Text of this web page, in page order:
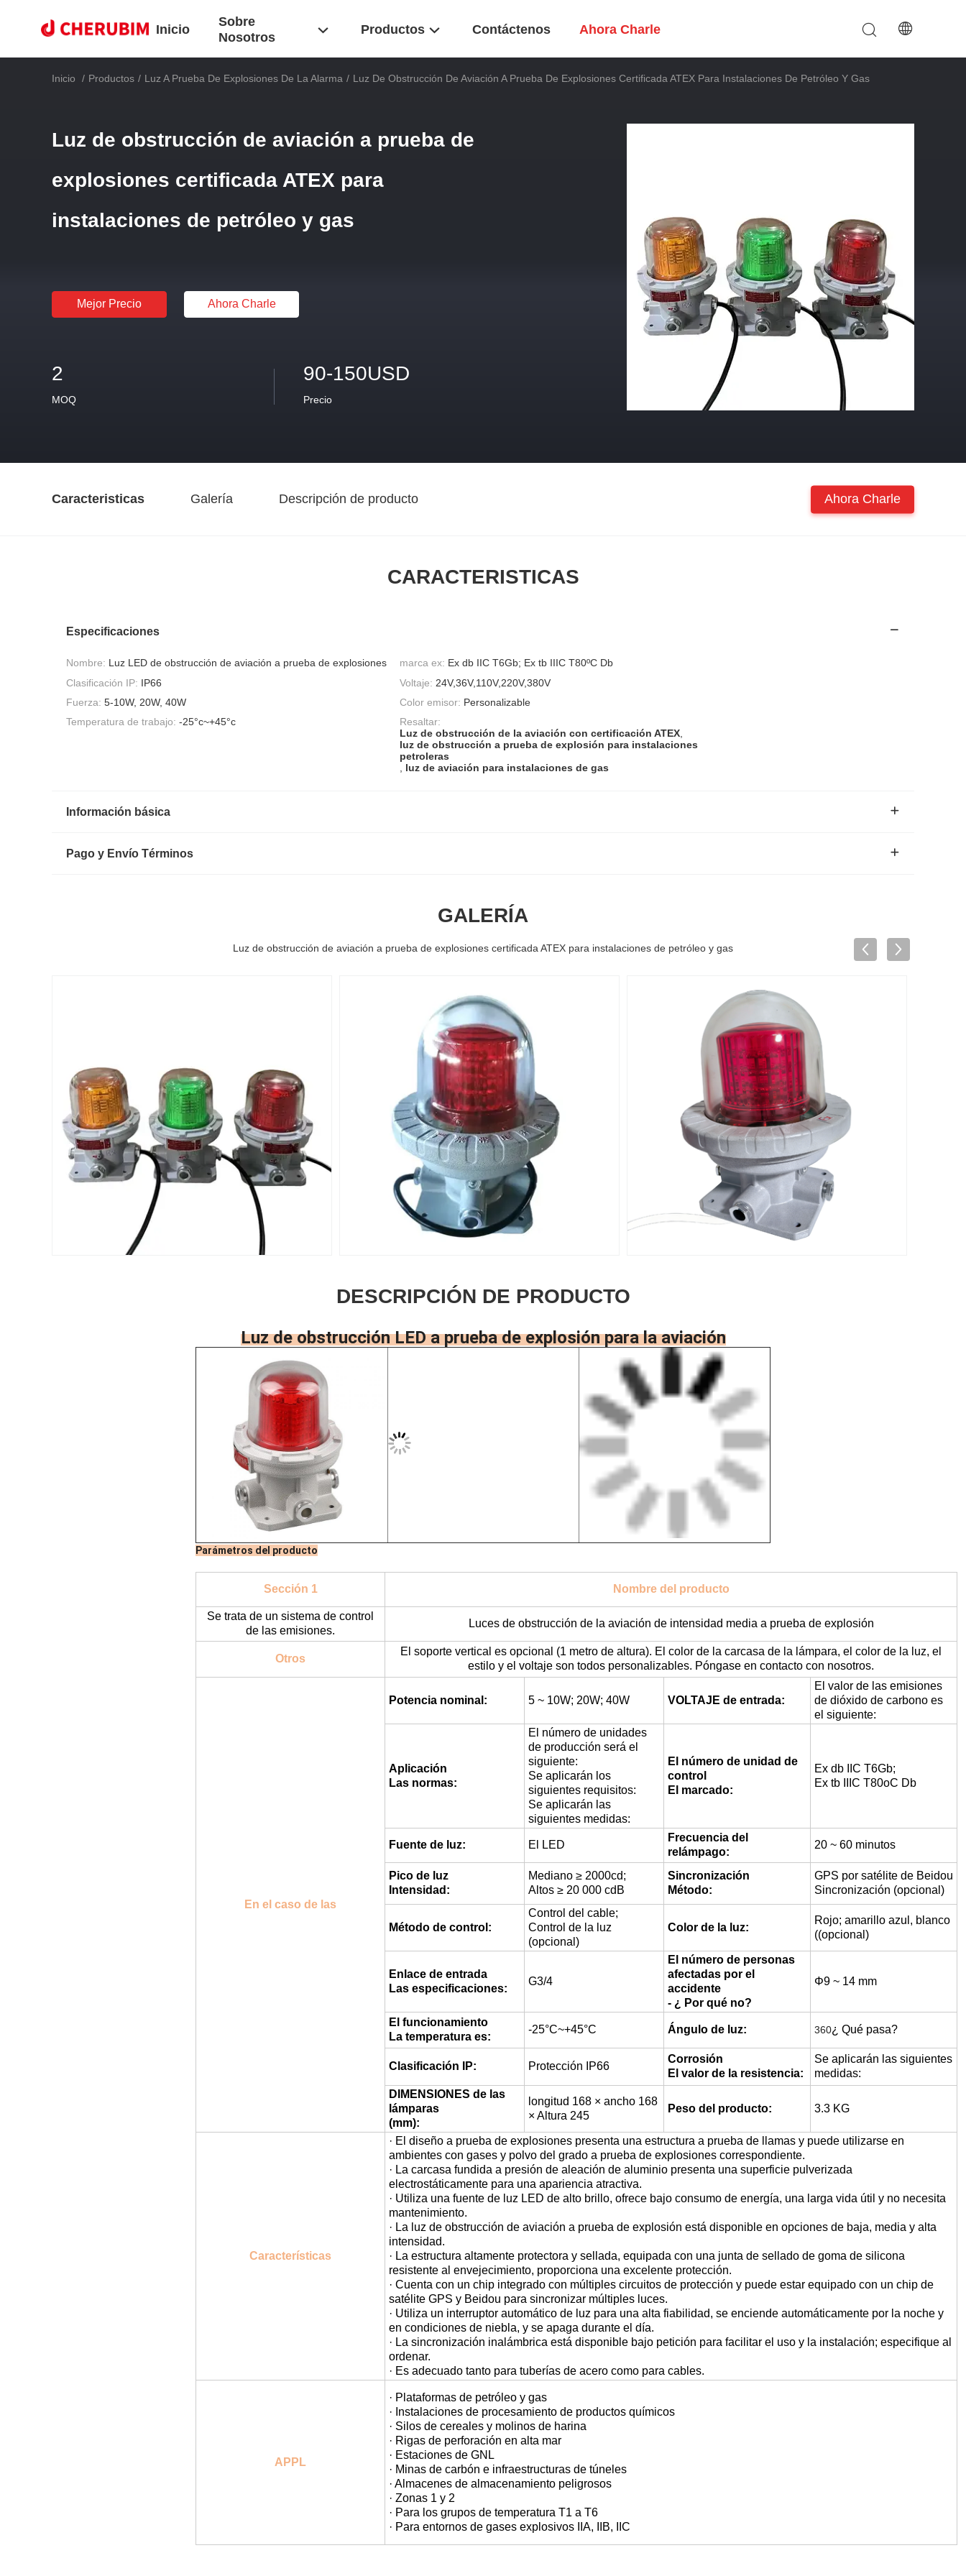
Inicio
Sobre
Nosotros
Productos Contáctenos Ahora Charle
Inicio / Productos / Luz A Prueba De Explosiones De La Alarma / Luz De Obstrucción De Aviación A Prueba De Explosiones Certificada ATEX Para Instalaciones De Petróleo Y Gas
Luz de obstrucción de aviación a prueba de
explosiones certificada ATEX para
instalaciones de petróleo y gas
Mejor Precio Ahora Charle
2
MOQ
90-150USD
Precio
Caracteristicas Galería Descripción de producto Ahora Charle
CARACTERISTICAS
Especificaciones
Nombre: Luz LED de obstrucción de aviación a prueba de explosiones marca ex: Ex db IIC T6Gb; Ex tb IIIC T80ºC Db
Clasificación IP: IP66 Voltaje: 24V,36V,110V,220V,380V
Fuerza: 5-10W, 20W, 40W Color emisor: Personalizable
Temperatura de trabajo: -25°c~+45°c
Resaltar:
Luz de obstrucción de la aviación con certificación ATEX
luz de obstrucción a prueba de explosión para instalaciones
petroleras
luz de aviación para instalaciones de gas
Información básica
Pago y Envío Términos
GALERÍA
Luz de obstrucción de aviación a prueba de explosiones certificada ATEX para instalaciones de petróleo y gas
DESCRIPCIÓN DE PRODUCTO
Luz de obstrucción LED a prueba de explosión para la aviación
Parámetros del producto
Sección 1 Nombre del producto
Se trata de un sistema de control
de las emisiones.
Luces de obstrucción de la aviación de intensidad media a prueba de explosión
Otros
El soporte vertical es opcional (1 metro de altura). El color de la carcasa de la lámpara, el color de la luz, el
estilo y el voltaje son todos personalizables. Póngase en contacto con nosotros.
En el caso de las
Potencia nominal: 5 ~ 10W; 20W; 40W VOLTAJE de entrada:
El valor de las emisiones
de dióxido de carbono es
el siguiente:
Aplicación
Las normas:
El número de unidades
de producción será el
siguiente:
Se aplicarán los
siguientes requisitos:
Se aplicarán las
siguientes medidas:
El número de unidad de
control
El marcado:
Ex db IIC T6Gb;
Ex tb IIIC T80oC Db
Fuente de luz: El LED
Frecuencia del
relámpago:
20 ~ 60 minutos
Pico de luz
Intensidad:
Mediano ≥ 2000cd;
Altos ≥ 20 000 cdB
Sincronización
Método:
GPS por satélite de Beidou
Sincronización (opcional)
Método de control:
Control del cable;
Control de la luz
(opcional)
Color de la luz:
Rojo; amarillo azul, blanco
((opcional)
Enlace de entrada
Las especificaciones:
G3/4
El número de personas
afectadas por el
accidente
- ¿ Por qué no?
Φ9 ~ 14 mm
El funcionamiento
La temperatura es:
-25°C~+45°C Ángulo de luz: 360¿ Qué pasa?
Clasificación IP: Protección IP66
Corrosión
El valor de la resistencia:
Se aplicarán las siguientes
medidas:
DIMENSIONES de las
lámparas
(mm):
longitud 168 × ancho 168
× Altura 245
Peso del producto: 3.3 KG
Características
· El diseño a prueba de explosiones presenta una estructura a prueba de llamas y puede utilizarse en
ambientes con gases y polvo del grado a prueba de explosiones correspondiente.
· La carcasa fundida a presión de aleación de aluminio presenta una superficie pulverizada
electrostáticamente para una apariencia atractiva.
· Utiliza una fuente de luz LED de alto brillo, ofrece bajo consumo de energía, una larga vida útil y no necesita
mantenimiento.
· La luz de obstrucción de aviación a prueba de explosión está disponible en opciones de baja, media y alta
intensidad.
· La estructura altamente protectora y sellada, equipada con una junta de sellado de goma de silicona
resistente al envejecimiento, proporciona una excelente protección.
· Cuenta con un chip integrado con múltiples circuitos de protección y puede estar equipado con un chip de
satélite GPS y Beidou para sincronizar múltiples luces.
· Utiliza un interruptor automático de luz para una alta fiabilidad, se enciende automáticamente por la noche y
en condiciones de niebla, y se apaga durante el día.
· La sincronización inalámbrica está disponible bajo petición para facilitar el uso y la instalación; especifique al
ordenar.
· Es adecuado tanto para tuberías de acero como para cables.
APPL
· Plataformas de petróleo y gas
· Instalaciones de procesamiento de productos químicos
· Silos de cereales y molinos de harina
· Rigas de perforación en alta mar
· Estaciones de GNL
· Minas de carbón e infraestructuras de túneles
· Almacenes de almacenamiento peligrosos
· Zonas 1 y 2
· Para los grupos de temperatura T1 a T6
· Para entornos de gases explosivos IIA, IIB, IIC